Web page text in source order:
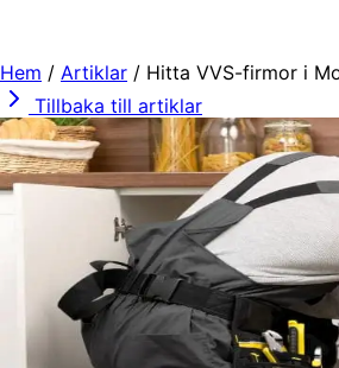
Hem / Artiklar / Hitta VVS-firmor i
Tillbaka till artiklar